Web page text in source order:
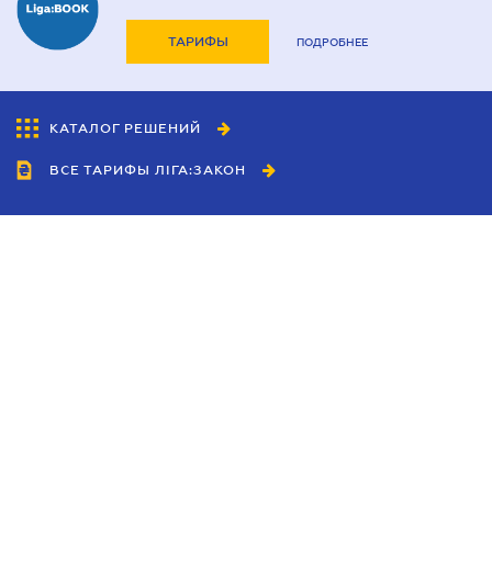
ТАРИФЫ ПОДРОБНЕЕ
КАТАЛОГ РЕШЕНИЙ
ВСЕ ТАРИФЫ ЛІГА:ЗАКОН